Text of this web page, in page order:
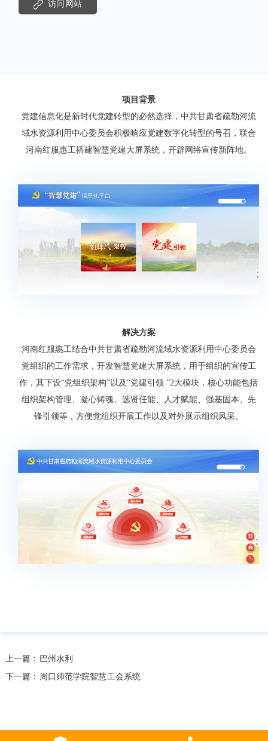
访问网站
项目背景
党建信息化是新时代党建转型的必然选择，中共甘肃省疏勒河流
域水资源利用中心委员会积极响应党建数字化转型的号召，联合
河南红服惠工搭建智慧党建大屏系统，开辟网络宣传新阵地。
解决方案
河南红服惠工结合中共甘肃省疏勒河流域水资源利用中心委员会
党组织的工作需求，开发智慧党建大屏系统，用于组织的宣传工
作，其下设“党组织架构”以及“党建引领 ”2大模块，核心功能包括
组织架构管理、凝心铸魂、选贤任能、人才赋能、强基固本、先
锋引领等，方便党组织开展工作以及对外展示组织风采。
上一篇：巴州水利
下一篇：周口师范学院智慧工会系统